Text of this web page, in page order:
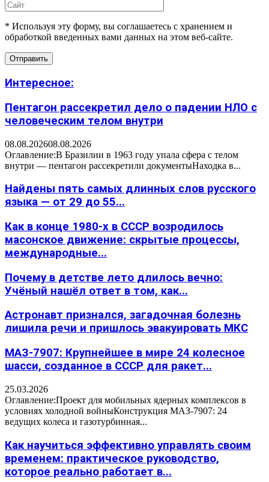
* Используя эту форму, вы соглашаетесь с хранением и
обработкой введенных вами данных на этом веб-сайте.
Интересное:
Пентагон рассекретил дело о падении НЛО с
человеческим телом внутри
08.08.202608.08.2026
Оглавление:В Бразилии в 1963 году упала сфера с телом
внутри — пентагон рассекретили документыНаходка в...
Найдены пять самых длинных слов русского
языка — от 29 до 55...
Как в конце 1980-х в СССР возродилось
масонское движение: скрытые процессы,
международные...
Почему в детстве лето длилось вечно:
Учёный нашёл ответ в том, как...
Астронавт признался, загадочная болезнь
лишила речи и пришлось эвакуировать МКС
МАЗ-7907: Крупнейшее в мире 24 колесное
шасси, созданное в СССР для ракет...
25.03.2026
Оглавление:Проект для мобильных ядерных комплексов в
условиях холодной войныКонструкция МАЗ-7907: 24
ведущих колеса и газотурбинная...
Как научиться эффективно управлять своим
временем: практическое руководство,
которое реально работает в...